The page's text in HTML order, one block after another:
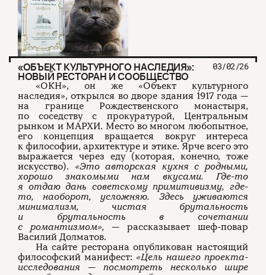
«ОБЪЕКТ КУЛЬТУРНОГО НАСЛЕДИЯ»:
НОВЫЙ РЕСТОРАН И СООБЩЕСТВО
03/02/26
«ОКН», он же «Объект культурного
наследия», открылся во дворе здания 1917 года —
на границе Рождественского монастыря,
по соседству с прокуратурой, Центральным
рынком и МАРХИ. Место во многом любопытное,
его концепция вращается вокруг интереса
к философии, архитектуре и этике. Ярче всего это
выражается через еду (которая, конечно, тоже
искусство). «Это авторская кухня с родными,
хорошо знакомыми нам вкусами. Где-то
я отдаю дань советскому примитивизму, где-
то, наоборот, усложняю. Здесь уживаются
минимализм, чистая брутальность
и брутальность в сочетании
с романтизмом», — рассказывает шеф-повар
Василий Долматов.
На сайте ресторана опубликован настоящий
философский манифест: «Цель нашего проекта-
исследования — посмотреть несколько шире